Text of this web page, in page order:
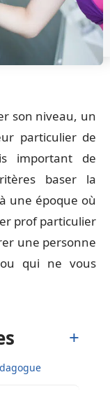
son niveau, un
particulier de
important de
baser la
une époque où
prof particulier
une personne
qui ne vous